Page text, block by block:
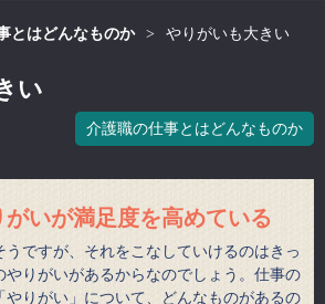
とはどんなものか > やりがいも大きい
い
介護職の仕事とはどんなものか
いが満足度を高めている
ですが、それをこなしていけるのはきっ
やりがいがあるからなのでしょう。仕事の
やりがい」について、どんなものがあるの